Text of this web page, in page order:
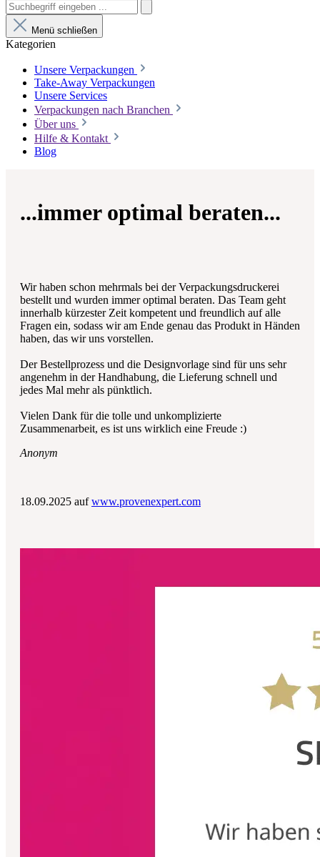
Menü schließen
Kategorien
Unsere Verpackungen
Take-Away Verpackungen
Unsere Services
Verpackungen nach Branchen
Über uns
Hilfe & Kontakt
Blog
...immer optimal beraten...
Wir haben schon mehrmals bei der Verpackungsdruckerei
bestellt und wurden immer optimal beraten. Das Team geht
innerhalb kürzester Zeit kompetent und freundlich auf alle
Fragen ein, sodass wir am Ende genau das Produkt in Händen
haben, das wir uns vorstellen.
Der Bestellprozess und die Designvorlage sind für uns sehr
angenehm in der Handhabung, die Lieferung schnell und
jedes Mal mehr als pünktlich.
Vielen Dank für die tolle und unkomplizierte
Zusammenarbeit, es ist uns wirklich eine Freude :)
Anonym
18.09.2025 aufwww.provenexpert.com